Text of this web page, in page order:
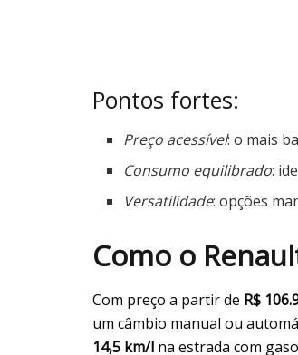
Pontos fortes:
Preço acessível: o mais
Consumo equilibrado:
Versatilidade: opções
Como o
Com preço a partir de R$
um câmbio manual ou
14,5 km/l na estrada com